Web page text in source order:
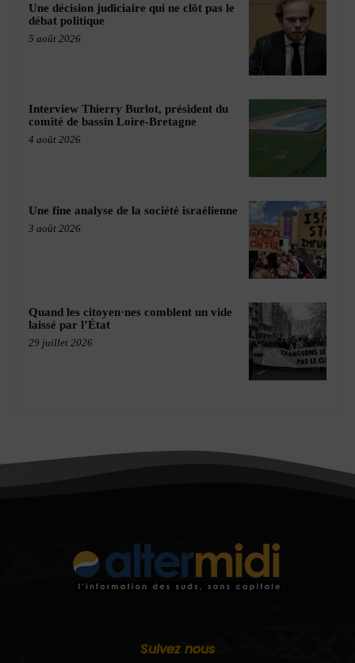
Une décision judiciaire qui ne clôt pas le
débat politique
5 août 2026
Interview Thierry Burlot, président du
comité de bassin Loire-Bretagne
4 août 2026
Une fine analyse de la société israélienne
3 août 2026
Quand les citoyen·nes comblent un vide
laissé par l’État
29 juillet 2026
Suivez nous